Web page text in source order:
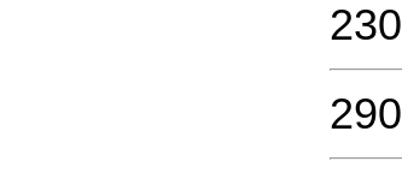
230
290